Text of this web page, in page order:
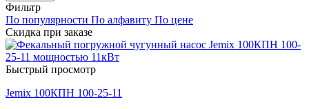
Фильтр
По популярности По алфавиту По цене
Скидка при заказе
Быстрый просмотр
Jemix 100КПН 100-25-11